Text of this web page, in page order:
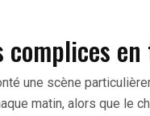
complices
une scène
matin, alors que le